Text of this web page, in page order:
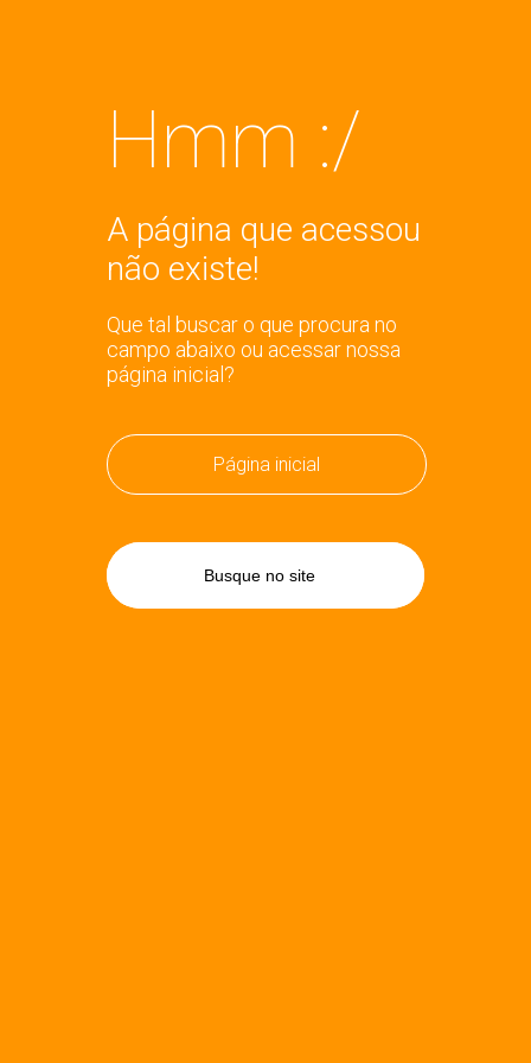
Hmm :/
A página que acessou
não existe!
Que tal buscar o que procura no
campo abaixo ou acessar nossa
página inicial?
Página inicial